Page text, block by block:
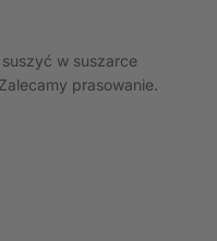
w suszarce
prasowanie.